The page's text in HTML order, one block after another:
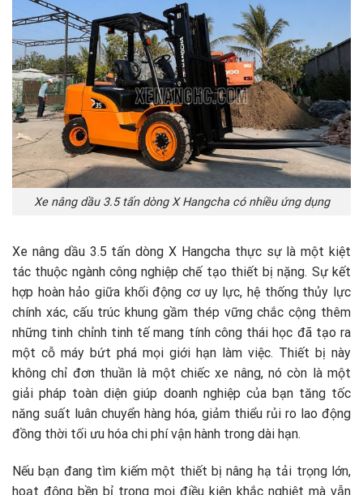
Xe nâng dầu 3.5 tấn dòng X Hangcha có nhiều ứng dụng
Xe nâng dầu 3.5 tấn dòng X Hangcha thực sự là một kiệt
tác thuộc ngành công nghiệp chế tạo thiết bị nặng. Sự kết
hợp hoàn hảo giữa khối động cơ uy lực, hệ thống thủy lực
chính xác, cấu trúc khung gầm thép vững chắc cộng thêm
những tinh chỉnh tinh tế mang tính công thái học đã tạo ra
một cỗ máy bứt phá mọi giới hạn làm việc. Thiết bị này
không chỉ đơn thuần là một chiếc xe nâng, nó còn là một
giải pháp toàn diện giúp doanh nghiệp của bạn tăng tốc
năng suất luân chuyển hàng hóa, giảm thiểu rủi ro lao động
đồng thời tối ưu hóa chi phí vận hành trong dài hạn.
Nếu bạn đang tìm kiếm một thiết bị nâng hạ tải trọng lớn,
hoạt động bền bỉ trong mọi điều kiện khắc nghiệt mà vẫn